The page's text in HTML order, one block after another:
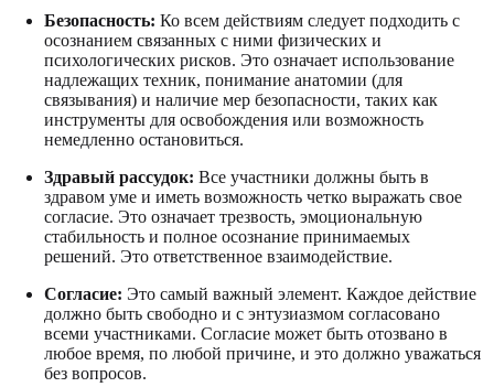
Безопасность: Ко всем действиям следует подходить с
осознанием связанных с ними физических и
психологических рисков. Это означает использование
надлежащих техник, понимание анатомии (для
связывания) и наличие мер безопасности, таких как
инструменты для освобождения или возможность
немедленно остановиться.
Здравый рассудок: Все участники должны быть в
здравом уме и иметь возможность четко выражать свое
согласие. Это означает трезвость, эмоциональную
стабильность и полное осознание принимаемых
решений. Это ответственное взаимодействие.
Согласие: Это самый важный элемент. Каждое действие
должно быть свободно и с энтузиазмом согласовано
всеми участниками. Согласие может быть отозвано в
любое время, по любой причине, и это должно уважаться
без вопросов.